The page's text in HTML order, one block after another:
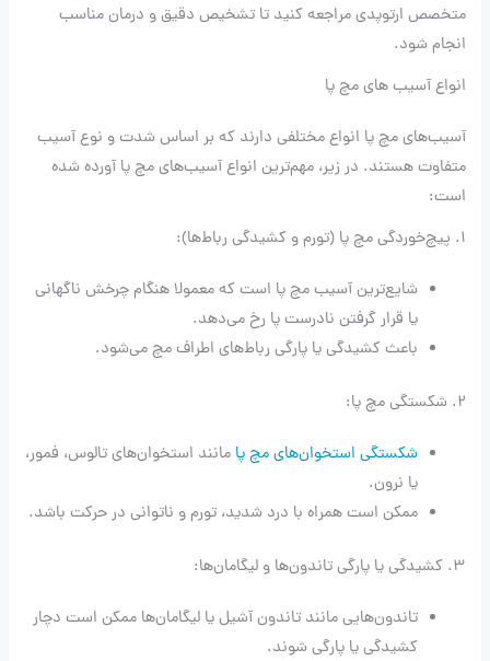
متخصص ارتوپدی مراجعه کنید تا تشخیص دقیق و درمان مناسب
انجام شود.
انواع آسیب های مچ پا
آسیب‌های مچ پا انواع مختلفی دارند که بر اساس شدت و نوع آسیب
متفاوت هستند. در زیر، مهم‌ترین انواع آسیب‌های مچ پا آورده شده
است:
۱. پیچ‌خوردگی مچ پا (تورم و کشیدگی رباط‌ها):
شایع‌ترین آسیب مچ پا است که معمولا هنگام چرخش ناگهانی
یا قرار گرفتن نادرست پا رخ می‌دهد.
باعث کشیدگی یا پارگی رباط‌های اطراف مچ می‌شود.
۲. شکستگی مچ پا:
شکستگی استخوان‌های مچ پا مانند استخوان‌های تالوس، فمور،
یا نرون.
ممکن است همراه با درد شدید، تورم و ناتوانی در حرکت باشد.
۳. کشیدگی یا پارگی تاندون‌ها و لیگامان‌ها:
تاندون‌هایی مانند تاندون آشیل یا لیگامان‌ها ممکن است دچار
کشیدگی یا پارگی شوند.